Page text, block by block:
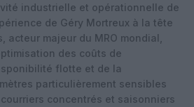
industrielle et opérationnelle de
de Géry Mortreux à la tête
acteur majeur du MRO mondial,
des coûts de
flotte et de la
particulièrement sensibles
concentrés et saisonniers